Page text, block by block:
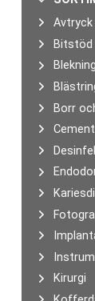
Avtryck
Bitstöd
Blekning
Borr
Cement
Kirurgi